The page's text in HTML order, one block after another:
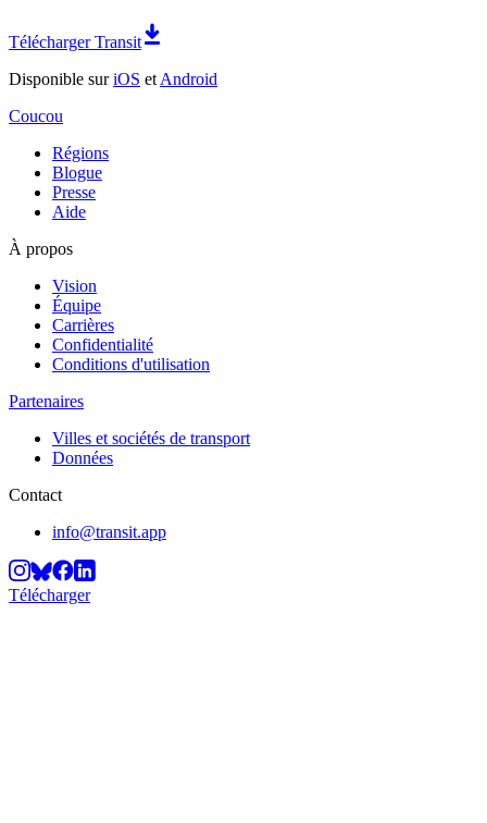
Télécharger Transit
Disponible suriOS et Android
Coucou
Régions
Blogue
Presse
Aide
À propos
Vision
Équipe
Carrières
Confidentialité
Conditions d'utilisation
Partenaires
Villes et sociétés de transport
Données
Contact
info@transit.app
Télécharger